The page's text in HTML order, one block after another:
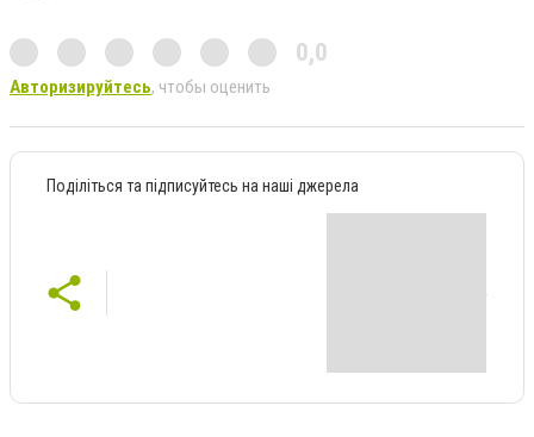
0,0
Авторизируйтесь, чтобы оценить
Поділіться та підписуйтесь на наші джерела